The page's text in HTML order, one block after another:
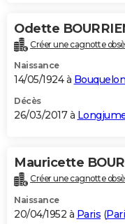
Odette
Créer une cagnotte
Naissance
14/05/1924 à Bouquelon
Décès
26/03/2017 à
Mauricette
Créer une cagnotte
Naissance
20/04/1952 à Paris (